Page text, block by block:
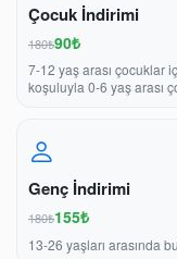
Çocuk İndirimi
180₺90₺
7-12 yaş arası çocuklar
koşuluyla 0-6 yaş arası
Genç İndirimi
180₺155₺
13-26 yaşları arasında